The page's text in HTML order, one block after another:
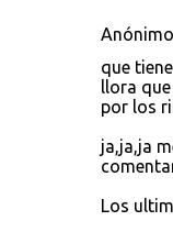
que
llora
por los
ja,ja,ja
Los